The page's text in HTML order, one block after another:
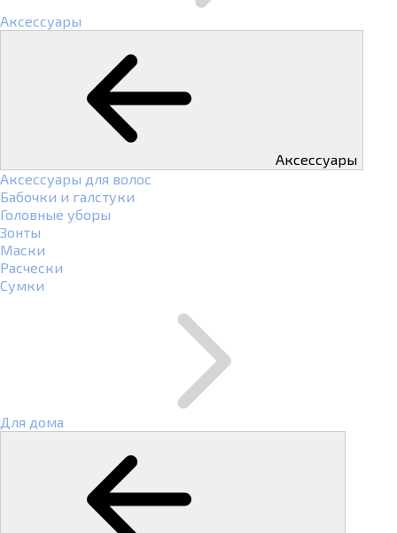
Аксессуары
Аксессуары
Аксессуары для волос
Бабочки и галстуки
Головные уборы
Зонты
Маски
Расчески
Сумки
Для дома